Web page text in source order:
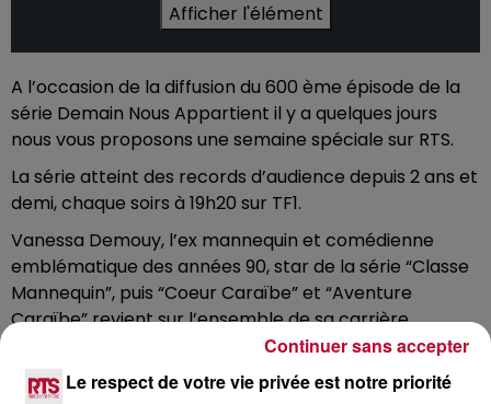
Afficher l'élément
A l’occasion de la diffusion du 600 ème épisode de la
série Demain Nous Appartient il y a quelques jours
nous vous proposons une semaine spéciale sur RTS.
La série atteint des records d’audience depuis 2 ans et
demi, chaque soirs à 19h20 sur TF1.
Vanessa Demouy, l’ex mannequin et comédienne
emblématique des années 90, star de la série “Classe
Mannequin”, puis “Coeur Caraïbe” et “Aventure
Caraïbe” revient sur l’ensemble de sa carrière.
#vanessademouy #interview
#demainnousappartient
Le respect de votre vie privée est notre priorité
Continuer sans accepter